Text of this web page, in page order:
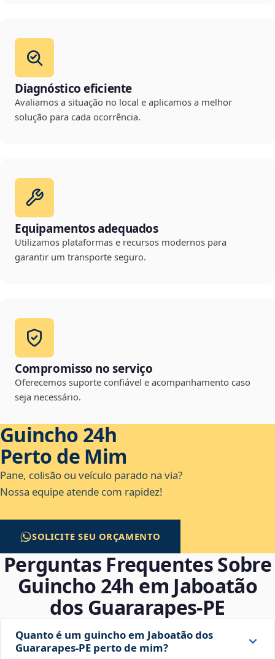
Diagnóstico eficiente
Avaliamos a situação no local e aplicamos a melhor
solução para cada ocorrência.
Equipamentos adequados
Utilizamos plataformas e recursos modernos para
garantir um transporte seguro.
Compromisso no serviço
Oferecemos suporte confiável e acompanhamento caso
seja necessário.
Guincho 24h
Perto de Mim
Pane, colisão ou veículo parado na via?
Nossa equipe atende com rapidez!
SOLICITE SEU ORÇAMENTO
Perguntas Frequentes Sobre
Guincho 24h em Jaboatão
dos Guararapes‑PE
Quanto é um guincho em Jaboatão dos
Guararapes‑PE perto de mim?